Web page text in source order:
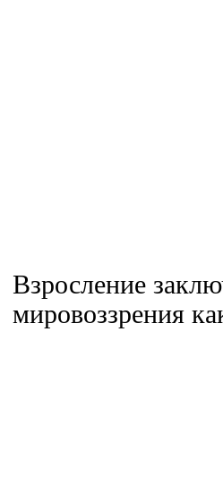
Взросление
мировоззрения